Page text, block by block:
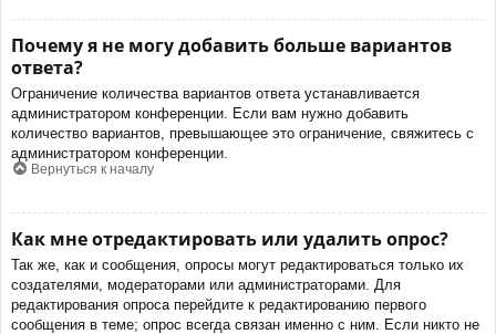
Почему я не могу добавить больше вариантов
ответа?
Ограничение количества вариантов ответа устанавливается
администратором конференции. Если вам нужно добавить
количество вариантов, превышающее это ограничение, свяжитесь с
администратором конференции.
Вернуться к началу
Как мне отредактировать или удалить опрос?
Так же, как и сообщения, опросы могут редактироваться только их
создателями, модераторами или администраторами. Для
редактирования опроса перейдите к редактированию первого
сообщения в теме; опрос всегда связан именно с ним. Если никто не